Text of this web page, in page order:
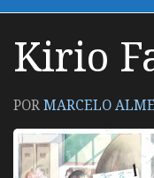
Kirio
PORMARCELO